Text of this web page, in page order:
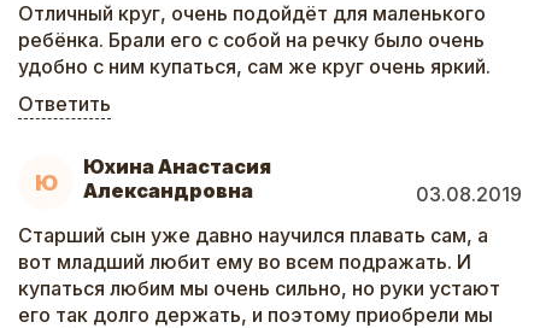
Отличный круг, очень подойдёт для маленького
ребёнка. Брали его с собой на речку было очень
удобно с ним купаться, сам же круг очень яркий.
Ответить
Ю
Юхина Анастасия
Александровна
03.08.2019
Старший сын уже давно научился плавать сам, а
вот младший любит ему во всем подражать. И
купаться любим мы очень сильно, но руки устают
его так долго держать, и поэтому приобрели мы